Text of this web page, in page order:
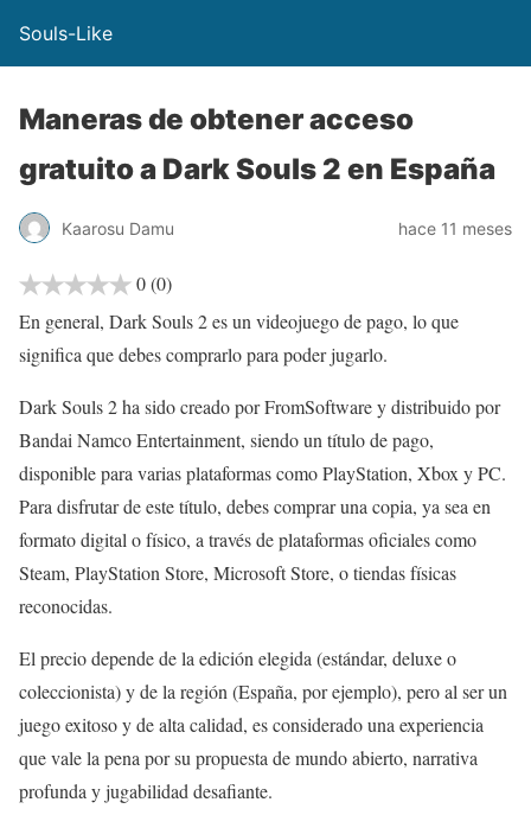
Souls-Like
Maneras de obtener acceso
gratuito a Dark Souls 2 en España
Kaarosu Damu hace 11 meses
0(0)
En general, Dark Souls 2 es un videojuego de pago, lo que
significa que debes comprarlo para poder jugarlo.
Dark Souls 2 ha sido creado por FromSoftware y distribuido por
Bandai Namco Entertainment, siendo un título de pago,
disponible para varias plataformas como PlayStation, Xbox y PC.
Para disfrutar de este título, debes comprar una copia, ya sea en
formato digital o físico, a través de plataformas oficiales como
Steam, PlayStation Store, Microsoft Store, o tiendas físicas
reconocidas.
El precio depende de la edición elegida (estándar, deluxe o
coleccionista) y de la región (España, por ejemplo), pero al ser un
juego exitoso y de alta calidad, es considerado una experiencia
que vale la pena por su propuesta de mundo abierto, narrativa
profunda y jugabilidad desafiante.